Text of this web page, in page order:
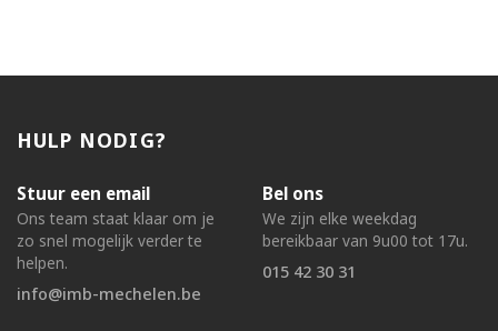
HULP NODIG?
Stuur een email
Ons team staat klaar om je
zo snel mogelijk verder te
helpen.
info@imb-mechelen.be
Bel ons
We zijn elke weekdag
bereikbaar van 9u00 tot 17u.
015 42 30 31